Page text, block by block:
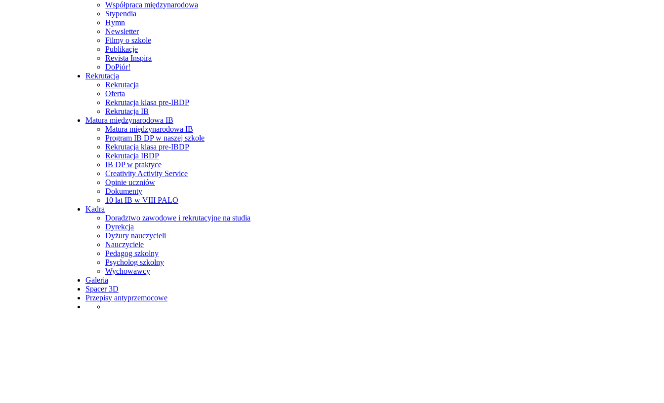
Współpraca międzynarodowa
Stypendia
Hymn
Newsletter
Filmy o szkole
Publikacje
Revista Inspira
DoPiór!
Rekrutacja
Rekrutacja
Oferta
Rekrutacja klasa pre-IBDP
Rekrutacja IB
Matura międzynarodowa IB
Matura międzynarodowa IB
Program IB DP w naszej szkole
Rekrutacja klasa pre-IBDP
Rekrutacja IBDP
IB DP w praktyce
Creativity Activity Service
Opinie uczniów
Dokumenty
10 lat IB w VIII PALO
Kadra
Doradztwo zawodowe i rekrutacyjne na studia
Dyrekcja
Dyżury nauczycieli
Nauczyciele
Pedagog szkolny
Psycholog szkolny
Wychowawcy
Galeria
Spacer 3D
Przepisy antyprzemocowe